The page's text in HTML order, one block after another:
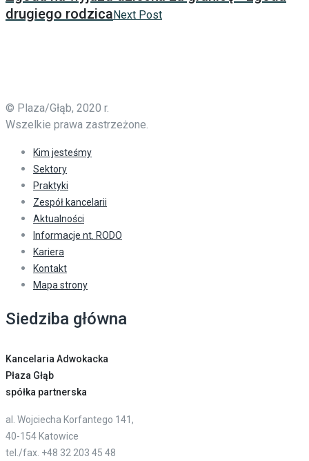
drugiego rodzicaNext Post
© Plaza/Głąb, 2020 r.
Wszelkie prawa zastrzeżone.
Kim jesteśmy
Sektory
Praktyki
Zespół kancelarii
Aktualności
Informacje nt. RODO
Kariera
Kontakt
Mapa strony
Siedziba główna
Kancelaria Adwokacka
Płaza Głąb
spółka partnerska
al. Wojciecha Korfantego 141,
40-154 Katowice
tel./fax. +48 32 203 45 48